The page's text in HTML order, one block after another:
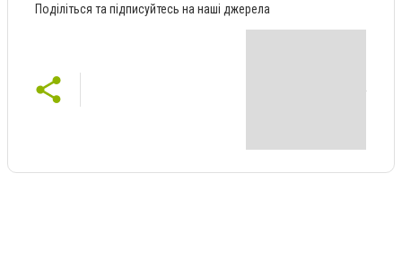
Поділіться та підписуйтесь на наші джерела